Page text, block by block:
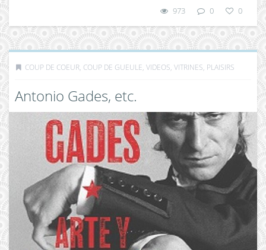
973 0 0
COUP DE COEUR, COUP DE GUEULE, VIDEOS, VITRINES, PLAISIRS
Antonio Gades, etc.